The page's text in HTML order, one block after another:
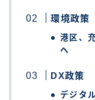
環境政策
港区、
へ
DX政策
デジタ